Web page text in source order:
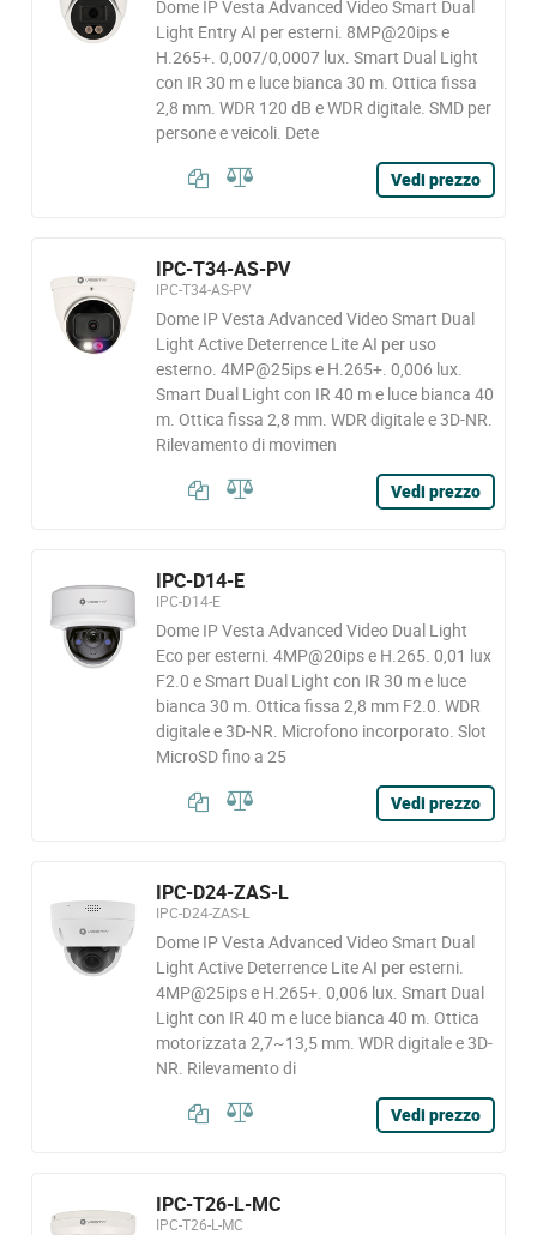
Dome IP Vesta Advanced Video Smart Dual
Light Entry AI per esterni. 8MP@20ips e
H.265+. 0,007/0,0007 lux. Smart Dual Light
con IR 30 m e luce bianca 30 m. Ottica fissa
2,8 mm. WDR 120 dB e WDR digitale. SMD per
persone e veicoli. Dete
Vedi prezzo
IPC-T34-AS-PV
IPC-T34-AS-PV
Dome IP Vesta Advanced Video Smart Dual
Light Active Deterrence Lite AI per uso
esterno. 4MP@25ips e H.265+. 0,006 lux.
Smart Dual Light con IR 40 m e luce bianca 40
m. Ottica fissa 2,8 mm. WDR digitale e 3D-NR.
Rilevamento di movimen
Vedi prezzo
IPC-D14-E
IPC-D14-E
Dome IP Vesta Advanced Video Dual Light
Eco per esterni. 4MP@20ips e H.265. 0,01 lux
F2.0 e Smart Dual Light con IR 30 m e luce
bianca 30 m. Ottica fissa 2,8 mm F2.0. WDR
digitale e 3D-NR. Microfono incorporato. Slot
MicroSD fino a 25
Vedi prezzo
IPC-D24-ZAS-L
IPC-D24-ZAS-L
Dome IP Vesta Advanced Video Smart Dual
Light Active Deterrence Lite AI per esterni.
4MP@25ips e H.265+. 0,006 lux. Smart Dual
Light con IR 40 m e luce bianca 40 m. Ottica
motorizzata 2,7~13,5 mm. WDR digitale e 3D-
NR. Rilevamento di
Vedi prezzo
IPC-T26-L-MC
IPC-T26-L-MC